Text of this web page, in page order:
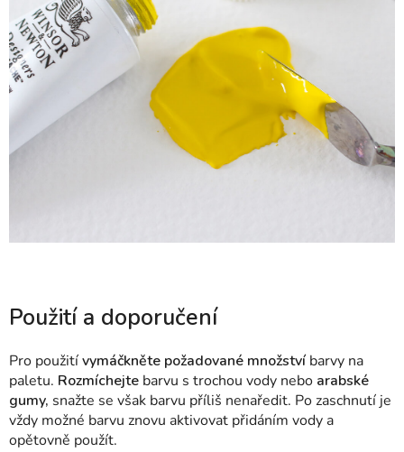
Použití a doporučení
Pro použitívymáčkněte požadované množstvíbarvy na
paletu. Rozmíchejte barvu s trochou vody nebo arabské
gumy, snažte se však barvu příliš nenaředit. Po zaschnutí je
vždy možné barvu znovu aktivovat přidáním vody a
opětovně použít.